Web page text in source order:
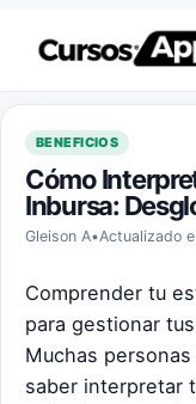
Saltar al contenido
BENEFICIOS
Cómo
Inbursa:
Gleison A•Actualizado
Comprender tu
para gestionar
Muchas
saber interpretar